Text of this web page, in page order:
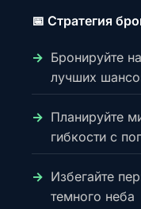
📅 Стратегия
Бронируйте
лучших
Планируйте
гибкости с
Избегайте
темного неба